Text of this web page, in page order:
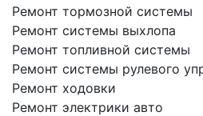
Ремонт тормозной системы
Ремонт системы выхлопа
Ремонт топливной системы
Ремонт системы рулевого
Ремонт ходовки
Ремонт электрики авто